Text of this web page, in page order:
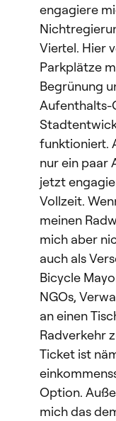
engagiere
Viertel. Hier
Parkplätze
Begrünung
Aufenthalts-
funktioniert.
nur ein paar
jetzt
Vollzeit.
meinen
mich aber
auch als
Bicycle
NGOs,
an einen
Radverkehr
Ticket ist
Option.
mich das